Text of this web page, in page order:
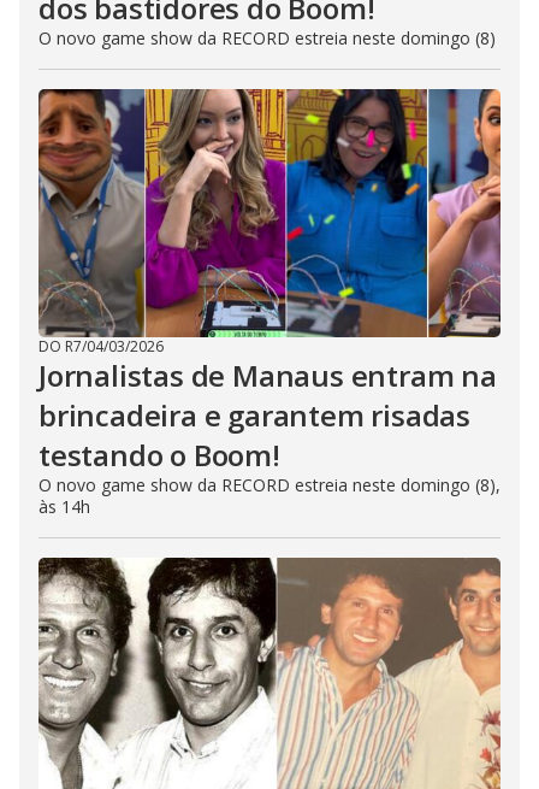
dos bastidores do Boom!
O novo game show da RECORD estreia neste domingo (8)
DO R7/04/03/2026
Jornalistas de Manaus entram na
brincadeira e garantem risadas
testando o Boom!
O novo game show da RECORD estreia neste domingo (8),
às 14h